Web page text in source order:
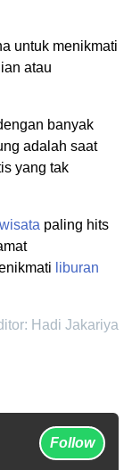
untuk menikmati
atau
banyak
adalah saat
yang tak
wisata paling hits
liburan
Hadi Jakariya
Follow